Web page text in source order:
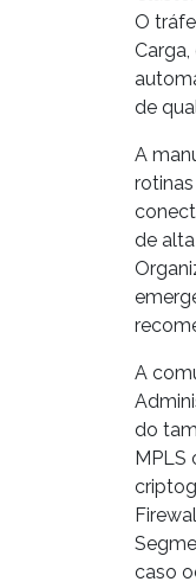
O
Carga,
de
A
de
A
do
MPLS
caso